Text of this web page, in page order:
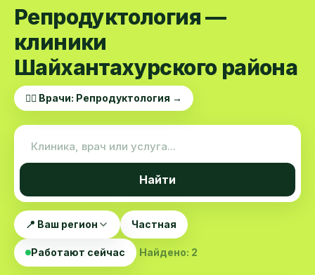
Репродуктология —
клиники
Шайхантахурского района
👨‍⚕️ Врачи: Репродуктология →
Найти
📍 Ваш регион Частная
Работают сейчас Найдено: 2